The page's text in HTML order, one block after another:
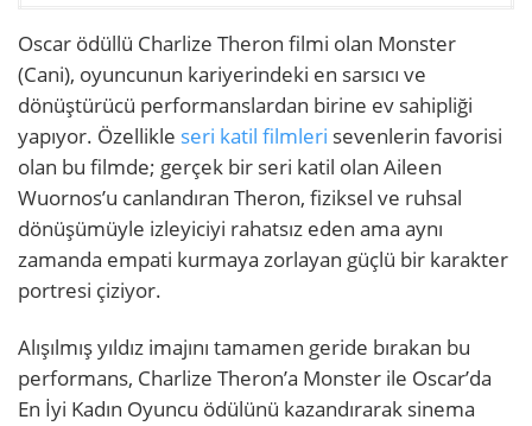
Oscar ödüllü Charlize Theron filmi olan Monster
(Cani), oyuncunun kariyerindeki en sarsıcı ve
dönüştürücü performanslardan birine ev sahipliği
yapıyor. Özellikle seri katil filmleri sevenlerin favorisi
olan bu filmde; gerçek bir seri katil olan Aileen
Wuornos’u canlandıran Theron, fiziksel ve ruhsal
dönüşümüyle izleyiciyi rahatsız eden ama aynı
zamanda empati kurmaya zorlayan güçlü bir karakter
portresi çiziyor.
Alışılmış yıldız imajını tamamen geride bırakan bu
performans, Charlize Theron’a Monster ile Oscar’da
En İyi Kadın Oyuncu ödülünü kazandırarak sinema